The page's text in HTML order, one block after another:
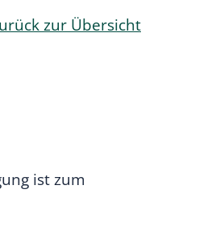
zur Übersicht
ist zum